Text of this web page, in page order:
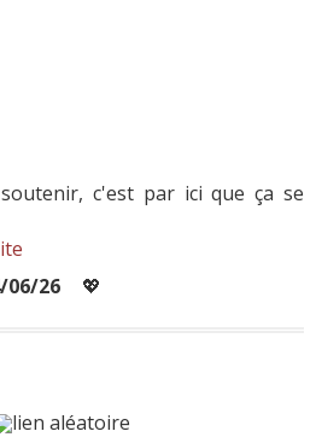
c'est par ici que ça se
06/26 💖